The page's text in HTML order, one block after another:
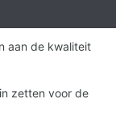
aan de kwaliteit
zetten voor de